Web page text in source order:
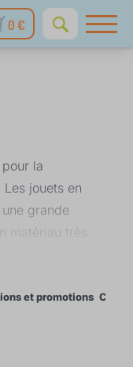
0 €
la
jouets en
grande
matériau très
production de
blocs avec
et promotions